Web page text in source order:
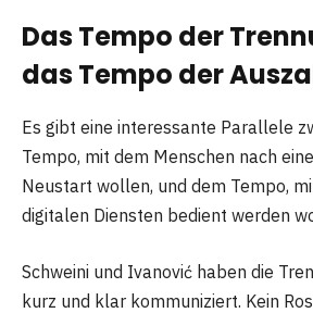
Das Tempo der
das Tempo der
Es gibt eine interessante Parallele
Tempo, mit dem Menschen nach
Neustart wollen, und dem Tempo,
digitalen Diensten bedient werden
Schweini und Ivanović haben die
kurz und klar kommuniziert. Kein